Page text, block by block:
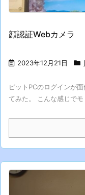
顔認証Webカメラ
2023年12月21日
ピットPCのログインが
てみた。 こんな感じでモ